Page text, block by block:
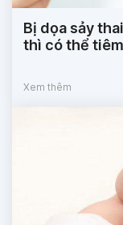
Bị dọa sảy
thì có thể
Xem thêm